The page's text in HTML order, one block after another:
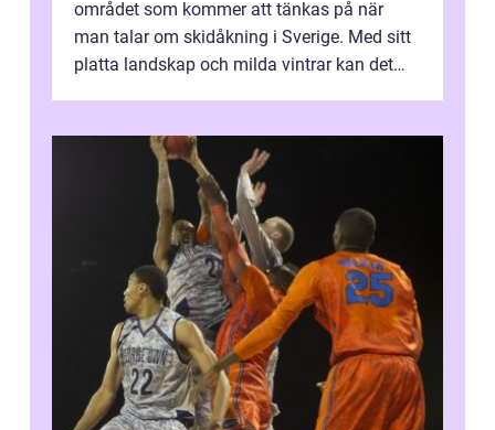
området som kommer att tänkas på när
man talar om skidåkning i Sverige. Med sitt
platta landskap och milda vintrar kan det